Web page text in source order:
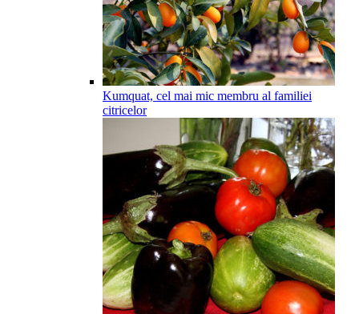
Kumquat, cel mai mic membru al familiei
citricelor